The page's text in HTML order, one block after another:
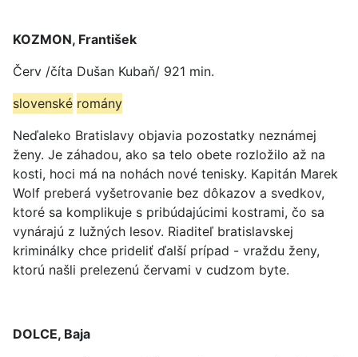
KOZMON, František
Červ /číta Dušan Kubaň/ 921 min.
slovenské romány
Neďaleko Bratislavy objavia pozostatky neznámej
ženy. Je záhadou, ako sa telo obete rozložilo až na
kosti, hoci má na nohách nové tenisky. Kapitán Marek
Wolf preberá vyšetrovanie bez dôkazov a svedkov,
ktoré sa komplikuje s pribúdajúcimi kostrami, čo sa
vynárajú z lužných lesov. Riaditeľ bratislavskej
kriminálky chce prideliť ďalší prípad - vraždu ženy,
ktorú našli prelezenú červami v cudzom byte.
DOLCE, Baja